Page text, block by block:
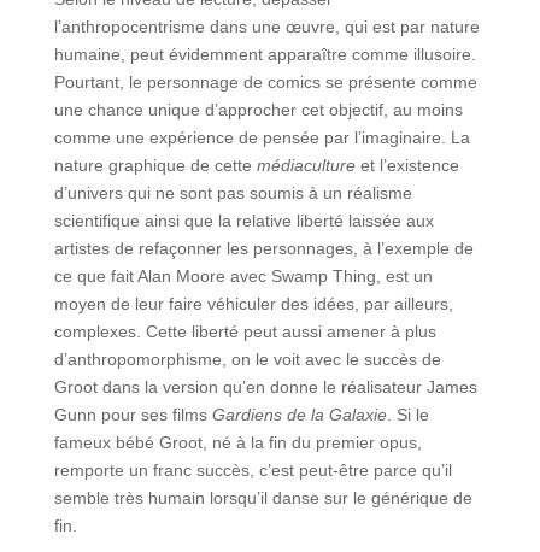
l’anthropocentrisme dans une œuvre, qui est par nature
humaine, peut évidemment apparaître comme illusoire.
Pourtant, le personnage de comics se présente comme
une chance unique d’approcher cet objectif, au moins
comme une expérience de pensée par l’imaginaire. La
nature graphique de cette médiacultureet l’existence
d’univers qui ne sont pas soumis à un réalisme
scientifique ainsi que la relative liberté laissée aux
artistes de refaçonner les personnages, à l’exemple de
ce que fait Alan Moore avec Swamp Thing, est un
moyen de leur faire véhiculer des idées, par ailleurs,
complexes. Cette liberté peut aussi amener à plus
d’anthropomorphisme, on le voit avec le succès de
Groot dans la version qu’en donne le réalisateur James
Gunn pour ses films Gardiens de la Galaxie. Si le
fameux bébé Groot, né à la fin du premier opus,
remporte un franc succès, c’est peut-être parce qu’il
semble très humain lorsqu’il danse sur le générique de
fin.